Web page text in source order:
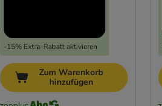
-15% Extra-Rabatt aktivieren
Zum Warenkorb
hinzufügen